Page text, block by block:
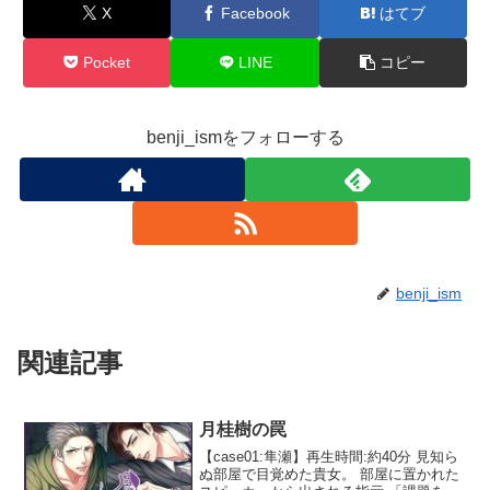
X Facebook はてブ
Pocket LINE コピー
benji_ismをフォローする
benji_ism
関連記事
月桂樹の罠
【case01:隼瀬】再生時間:約40分 見知ら
ぬ部屋で目覚めた貴女。 部屋に置かれた